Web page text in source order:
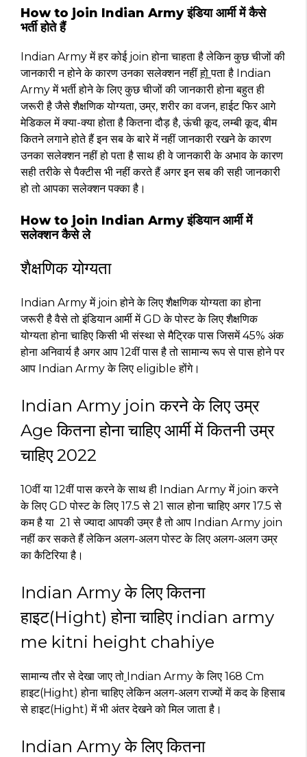
How to join Indian Army इंडिया आर्मी में कैसे
भर्ती होते हैं
Indian Army में हर कोई join होना चाहता है लेकिन कुछ चीजों की
जानकारी न होने के कारण उनका सलेक्शन नहींहोपता है Indian
Army में भर्ती होने के लिए कुछ चीजों की जानकारी होना बहुत ही
जरूरी है जैसे शैक्षणिक योग्यता, उम्र, शरीर का वजन, हाईट फिर आगे
मेडिकल में क्या-क्या होता है कितना दौड़ है, ऊंची कूद, लम्बी कूद, बीम
कितने लगाने होते हैं इन सब के बारे में नहीं जानकारी रखने के कारण
उनका सलेक्शन नहीं हो पता है साथ ही वे जानकारी के अभाव के कारण
सही तरीके से पैक्टीस भी नहीं करते हैं अगर इन सब की सही जानकारी
हो तो आपका सलेक्शन पक्का है।
How to join Indian Army इंडियान आर्मी में
सलेक्शन कैसे ले
शैक्षणिक योग्यता
Indian Army में join होने के लिए शैक्षणिक योग्यता का होना
जरूरी है वैसे तो इंडियान आर्मी में GD के पोस्ट के लिए शैक्षणिक
योग्यता होना चाहिए किसी भी संस्था से मैट्रिक पास जिसमें 45% अंक
होना अनिवार्य है अगर आप 12वीं पास है तो सामान्य रूप से पास होने पर
आप Indian Army के लिए eligible होंगे।
Indian Army join करने के लिए उम्र
Age कितना होना चाहिए आर्मी में कितनी उम्र
चाहिए 2022
10वीं या 12वीं पास करने के साथ ही Indian Army में join करने
के लिए GD पोस्ट के लिए 17.5 से 21 साल होना चाहिए अगर 17.5 से
कम है या 21 से ज्यादा आपकी उम्र है तो आप Indian Army join
नहीं कर सकते हैं लेकिन अलग-अलग पोस्ट के लिए अलग-अलग उम्र
का कैटिरिया है।
Indian Army के लिए कितना
हाइट(Hight) होना चाहिए indian army
me kitni height chahiye
सामान्य तौर से देखा जाए तो Indian Army के लिए 168 Cm
हाइट(Hight) होना चाहिए लेकिन अलग-अलग राज्यों में कद के हिसाब
से हाइट(Hight) में भी अंतर देखने को मिल जाता है।
Indian Army के लिए कितना